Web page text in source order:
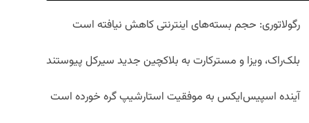
رگولاتوری: حجم بسته‌های اینترنتی کاهش نیافته است
بلک‌راک، ویزا و مسترکارت به بلاکچین جدید سیرکل پیوستند
آینده اسپیس‌ایکس به موفقیت استارشیپ گره خورده است